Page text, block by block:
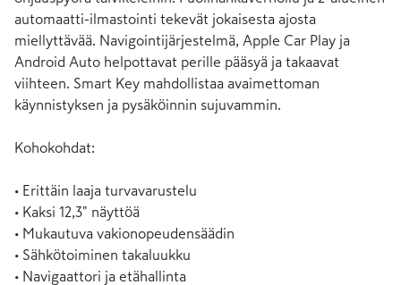
automaatti-ilmastointi tekevät jokaisesta ajosta
miellyttävää. Navigointijärjestelmä, Apple Car Play ja
Android Auto helpottavat perille pääsyä ja takaavat
viihteen. Smart Key mahdollistaa avaimettoman
käynnistyksen ja pysäköinnin sujuvammin.
Kohokohdat:
• Erittäin laaja turvavarustelu
• Kaksi 12,3" näyttöä
• Mukautuva vakionopeudensäädin
• Sähkötoiminen takaluukku
• Navigaattori ja etähallinta